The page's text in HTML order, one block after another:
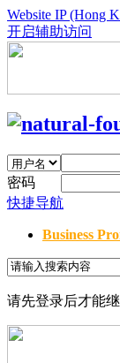
Website IP (Hong
开启辅助访问
密码
快捷导航
Business
请先登录后才能